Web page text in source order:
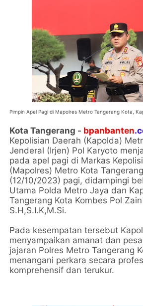
Pimpin Apel Pagi di Mapolres Metro Tangerang Kota,
Kota Tangerang - bpanbanten
Kepolisian Daerah (Kapolda)
Jenderal (Irjen) Pol Karyoto
pada apel pagi di Markas
(Mapolres) Metro Kota
(12/10/2023) pagi, didampingi
Utama Polda Metro Jaya dan
Tangerang Kota Kombes Pol
S.H,S.I.K,M.Si.
Pada kesempatan tersebut
menyampaikan amanat dan
jajaran Polres Metro Tangerang
menangani perkara secara
komprehensif dan terukur.